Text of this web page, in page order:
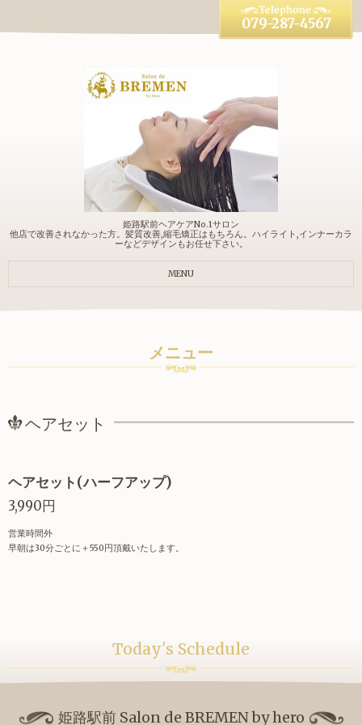
姫路駅前ヘアケアNo.1サロン
他店で改善されなかった方。髪質改善,縮毛矯正はもちろん。ハイライト,インナーカラ
ーなどデザインもお任せ下さい。
079-287-4567
MENU
メニュー
ヘアセット
ヘアセット(ハーフアップ)
3,990円
営業時間外
早朝は30分ごとに＋550円頂戴いたします。
Today's Schedule
姫路駅前 Salon de BREMEN by hero